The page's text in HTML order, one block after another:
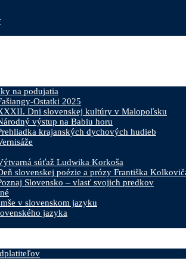
na podujatia
Ostatki 2025
Dni slovenskej kultúry v Malopoľsku
výstup na Babiu horu
krajanských dychových hudieb
súťaž Ludwika Korkoša
slovenskej poézie a prózy Františka
Slovensko – vlasť svojich predkov
v slovenskom jazyku
jazyka